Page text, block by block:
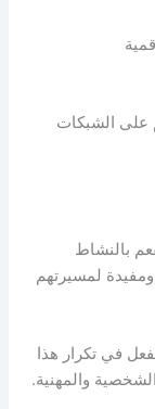
على الشبكات
بالنشاط
لمسيرتهم
في تكرار هذا
والمهنية.